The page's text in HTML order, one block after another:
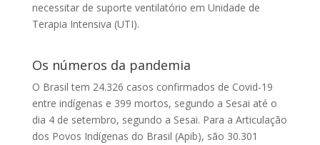
necessitar de suporte ventilatório em Unidade de
Terapia Intensiva (UTI).
Os números da pandemia
O Brasil tem 24.326 casos confirmados de Covid-19
entre indígenas e 399 mortos, segundo a Sesai até o
dia 4 de setembro, segundo a Sesai. Para a Articulação
dos Povos Indígenas do Brasil (Apib), são 30.301